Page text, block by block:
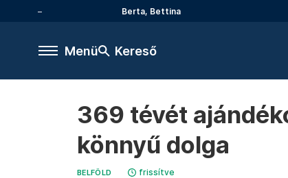
Berta, Bettina
Menü Kereső
369 tévét
könnyű dolga
BELFÖLD frissítve